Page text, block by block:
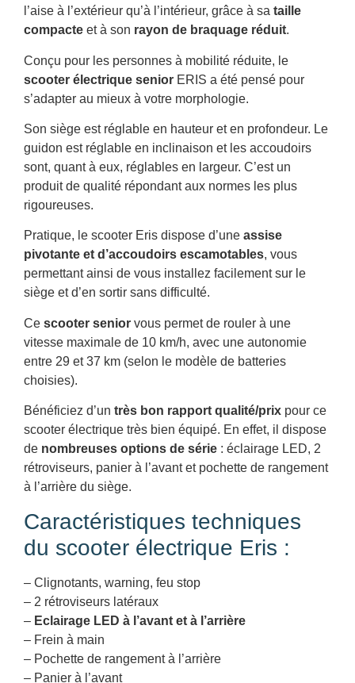
l’aise à l’extérieur qu’à l’intérieur, grâce à sa taille
compacte et à son rayon de braquage réduit.
Conçu pour les personnes à mobilité réduite, le
scooter électrique senior ERIS a été pensé pour
s’adapter au mieux à votre morphologie.
Son siège est réglable en hauteur et en profondeur. Le
guidon est réglable en inclinaison et les accoudoirs
sont, quant à eux, réglables en largeur. C’est un
produit de qualité répondant aux normes les plus
rigoureuses.
Pratique, le scooter Eris dispose d’une assise
pivotante et d’accoudoirs escamotables, vous
permettant ainsi de vous installez facilement sur le
siège et d’en sortir sans difficulté.
Ce scooter senior vous permet de rouler à une
vitesse maximale de 10 km/h, avec une autonomie
entre 29 et 37 km (selon le modèle de batteries
choisies).
Bénéficiez d’un très bon rapport qualité/prix pour ce
scooter électrique très bien équipé. En effet, il dispose
de nombreuses options de série : éclairage LED, 2
rétroviseurs, panier à l’avant et pochette de rangement
à l’arrière du siège.
Caractéristiques techniques
du scooter électrique Eris :
– Clignotants, warning, feu stop
– 2 rétroviseurs latéraux
– Eclairage LED à l’avant et à l’arrière
– Frein à main
– Pochette de rangement à l’arrière
– Panier à l’avant